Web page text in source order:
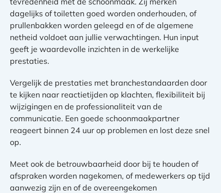
dagelijks of toiletten goed worden onderhouden, of
prullenbakken worden geleegd en of de algemene
netheid voldoet aan jullie verwachtingen. Hun input
geeft je waardevolle inzichten in de werkelijke
prestaties.
Vergelijk de prestaties met branchestandaarden door
te kijken naar reactietijden op klachten, flexibiliteit bij
wijzigingen en de professionaliteit van de
communicatie. Een goede schoonmaakpartner
reageert binnen 24 uur op problemen en lost deze snel
op.
Meet ook de betrouwbaarheid door bij te houden of
afspraken worden nagekomen, of medewerkers op tijd
aanwezig zijn en of de overeengekomen